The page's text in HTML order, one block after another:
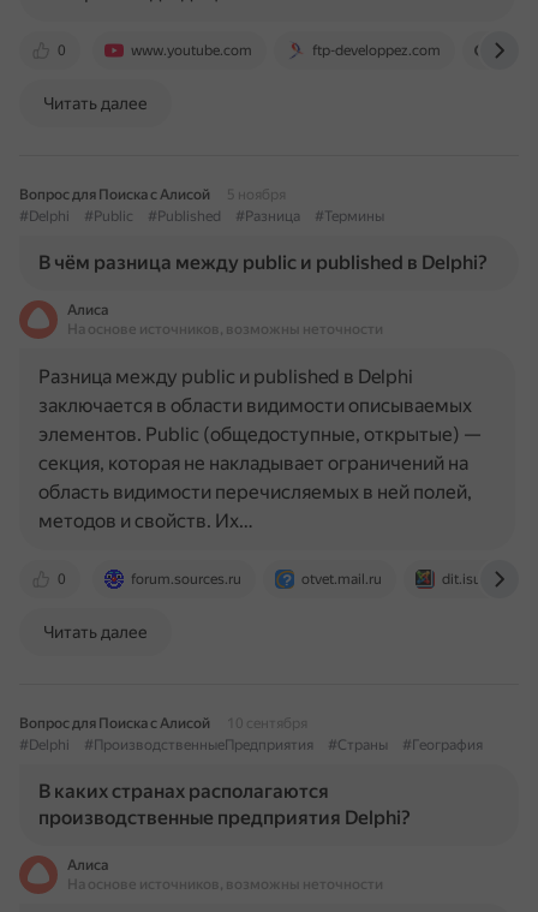
0 www.youtube.com ftp-developpez.com
Читать далее
Вопрос для Поиска с Алисой
5 ноября
#Delphi
#Public #Published #Разница #Термины
В чём разница между public и published в Delphi?
Алиса
На основе источников, возможны неточности
0 forum.sources.ru otvet.mail.ru dit.isuct.ru
Разница между public и published в Delphi
заключается в области видимости описываемых
элементов. Public (общедоступные, открытые) —
секция, которая не накладывает ограничений на
область видимости перечисляемых в ней полей,
методов и свойств. Их…
Читать далее
Вопрос для Поиска с Алисой
10 сентября
#Delphi
#ПроизводственныеПредприятия #Страны #География
В каких странах располагаются
производственные предприятия Delphi?
Алиса
На основе источников, возможны неточности